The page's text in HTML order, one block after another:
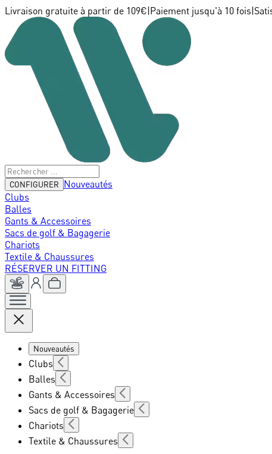
Livraison gratuite à partir de 109€ Paiement jusqu'à 10 fois
CONFIGURER
Nouveautés
Clubs
Balles
Gants & Accessoires
Sacs de golf & Bagagerie
Chariots
Textile & Chaussures
RÉSERVER UN FITTING
Nouveautés
Clubs
Balles
Gants & Accessoires
Sacs de golf & Bagagerie
Chariots
Textile & Chaussures